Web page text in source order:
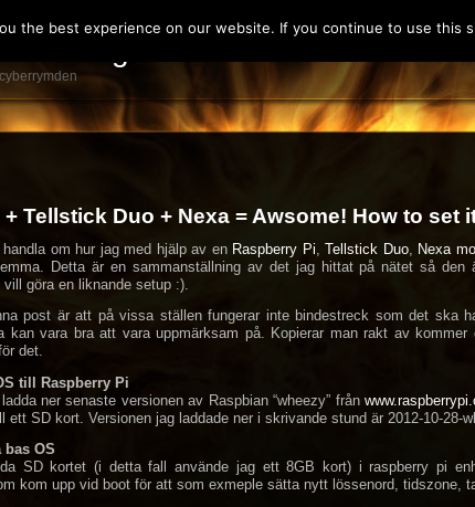
Tellstick Duo + Nexa = Awsome! How to set
om hur jag med hjälp av en Raspberry Pi ,Tellstick Duo, Nexa
Detta är en sammanställning av det jag hittat på nätet så
göra en liknande setup :).
post är att på vissa ställen fungerar inte bindestreck som det ska
kan vara bra att vara uppmärksam på. Kopierar man rakt av
det.
till Raspberry Pi
ner senaste versionen av Raspbian “wheezy” från
ett SD kort. Versionen jag laddade ner i skrivande stund är 2012-10-28-
bas OS
SD kortet (i detta fall använde jag ett 8GB kort) i raspberry pi
kom upp vid boot för att som exmeple sätta nytt lössenord, tidszone,
the best experience on our website. If you continue to use this